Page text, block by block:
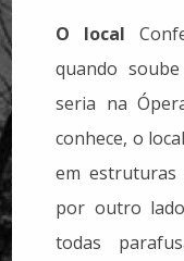
O local
quando
seria na
conhece, o
em estruturas
por outro
todas